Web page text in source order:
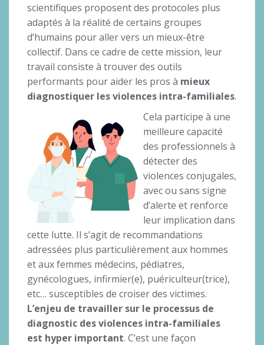
scientifiques proposent des protocoles plus
adaptés à la réalité de certains groupes
d’humains pour aller vers un mieux-être
collectif. Dans ce cadre de cette mission, leur
travail consiste à trouver des outils
performants pour aider les pros à mieux
diagnostiquer les violences intra-familiales.
Cela participe à une
meilleure capacité
des professionnels à
détecter des
violences conjugales,
avec ou sans signe
d’alerte et renforce
leur implication dans
cette lutte. Il s’agit de recommandations
adressées plus particulièrement aux hommes
et aux femmes médecins, pédiatres,
gynécologues, infirmier(e), puériculteur(trice),
etc… susceptibles de croiser des victimes.
L’enjeu de travailler sur le processus de
diagnostic des violences intra-familiales
est hyper important. C’est une façon